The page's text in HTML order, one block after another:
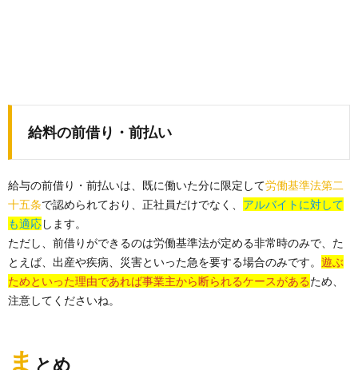
給料の前借り・前払い
給与の前借り・前払いは、既に働いた分に限定して労働基準法第二
十五条で認められており、正社員だけでなく、 アルバイトに対して
も適応します。
ただし、前借りができるのは労働基準法が定める非常時のみで、た
とえば、出産や疾病、災害といった急を要する場合のみです。 遊ぶ
ためといった理由であれば事業主から断られるケースがあるため、
注意してくださいね。
ま とめ